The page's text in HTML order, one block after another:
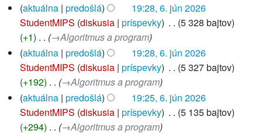
aktuálna predošlá
19:28, 6. jún 2026
StudentMIPS diskusia príspevky
5 328 bajtov
+1
→‎Algoritmus a program
aktuálna predošlá
19:28, 6. jún 2026
StudentMIPS diskusia príspevky
5 327 bajtov
+192
→‎Algoritmus a program
aktuálna predošlá
19:25, 6. jún 2026
StudentMIPS diskusia príspevky
5 135 bajtov
+294
→‎Algoritmus a program